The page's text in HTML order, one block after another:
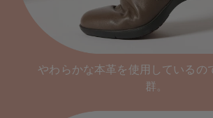
やわらかな本革を使用しているの
群。